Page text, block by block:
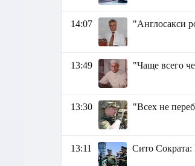
14:07 "Англосакси
13:49 "Чаще всего
13:30 "Всех не
13:11 Сито